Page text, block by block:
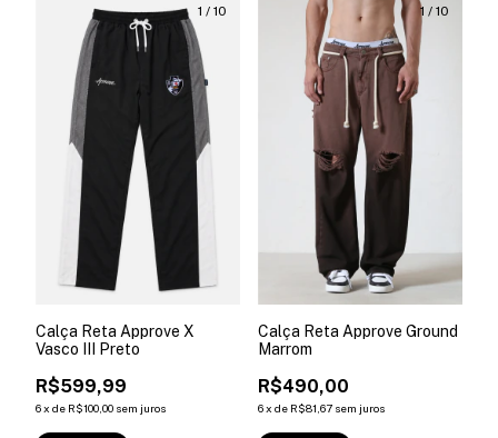
1 / 10
Calça Reta Approve X
Vasco III Preto
R$599,99
6x de R$100,00 sem juros
1 / 10
Calça Reta Approve Ground
Marrom
R$490,00
6x de R$81,67 sem juros